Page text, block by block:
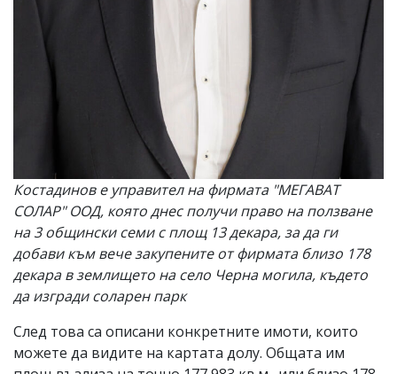
Костадинов е управител на фирмата "МЕГАВАТ
СОЛАР" ООД, която днес получи право на ползване
на 3 общински семи с площ 13 декара, за да ги
добави към вече закупените от фирмата близо 178
декара в землището на село Черна могила, където
да изгради соларен парк
След това са описани конкретните имоти, които
можете да видите на картата долу. Общата им